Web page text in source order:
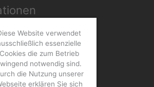
Website verwendet
essenzielle
Cookies die zum Betrieb
notwendig sind.
die Nutzung unserer
erklären Sie sich